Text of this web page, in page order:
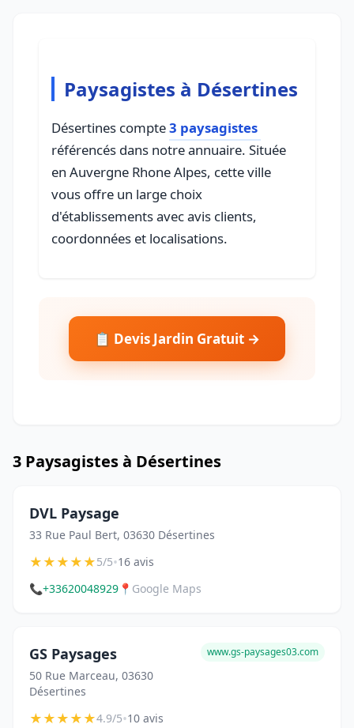
Paysagistes à Désertines
Désertines compte3 paysagistes
référencés dans notre annuaire. Située
en Auvergne Rhone Alpes, cette ville
vous offre un large choix
d'établissements avec avis clients,
coordonnées et localisations.
📋 Devis Jardin Gratuit →
3 Paysagistes à Désertines
DVL Paysage
33 Rue Paul Bert, 03630 Désertines
★★★★★5/5•16 avis
📞+33620048929 📍 Google Maps
GS Paysages
50 Rue Marceau, 03630
Désertines
www.gs-paysages03.com
★★★★★4.9/5•10 avis